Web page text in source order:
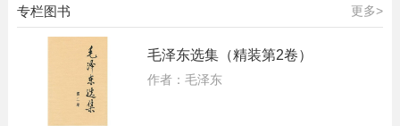
专栏图书 更多>
毛泽东选集（精装第2卷）
作者：毛泽东